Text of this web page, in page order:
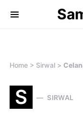
Search for:
Home > Sirwal >
S SIRWAL